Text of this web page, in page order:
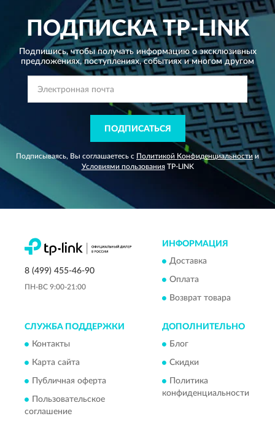
ПОДПИСКАTP-LINK
Подпишись, чтобы получать информацию о эксклюзивных
предложениях,поступлениях, событиях и многом другом
ПОДПИСАТЬСЯ
Подписываясь, Вы соглашаетесь с Политикой Конфиденциальности и
Условиями пользованияTP-LINK
8 (499) 455-46-90
ПН-ВС 9:00-21:00
ИНФОРМАЦИЯ
Доставка
Оплата
Возврат товара
СЛУЖБА ПОДДЕРЖКИ
Контакты
Карта сайта
Публичная оферта
Пользовательское
соглашение
ДОПОЛНИТЕЛЬНО
Блог
Скидки
Политика
конфиденциальности